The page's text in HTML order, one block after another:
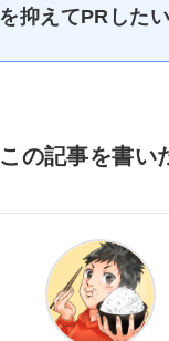
抑えてPRしたい
この記事を書い